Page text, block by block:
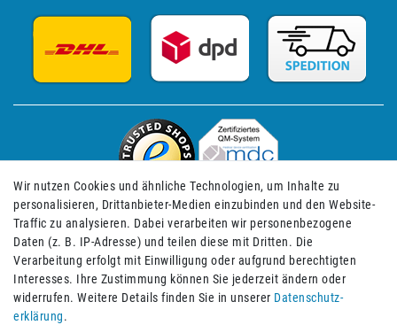
Impressum Daten­schutz­erklärung AGB
Wir nutzen Cookies und ähnliche Technologien, um Inhalte zu
personalisieren, Drittanbieter-Medien einzubinden und den Website-
Traffic zu analysieren. Dabei verarbeiten wir personenbezogene
Daten (z. B. IP-Adresse) und teilen diese mit Dritten. Die
Verarbeitung erfolgt mit Einwilligung oder aufgrund berechtigten
Interesses. Ihre Zustimmung können Sie jederzeit ändern oder
widerrufen. Weitere Details finden Sie in unserer Daten­schutz­
erklärung.